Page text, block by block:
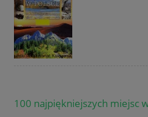
100 najpiękniejszych miejsc